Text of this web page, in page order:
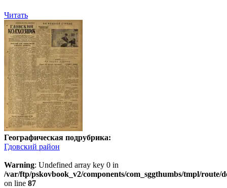
Читать
Географическая подрубрика:
Гдовский район
Warning: Undefined array key 0 in
/var/ftp/pskovbook_v2/components/com_sggthumbs/tmpl/route/
on line 87